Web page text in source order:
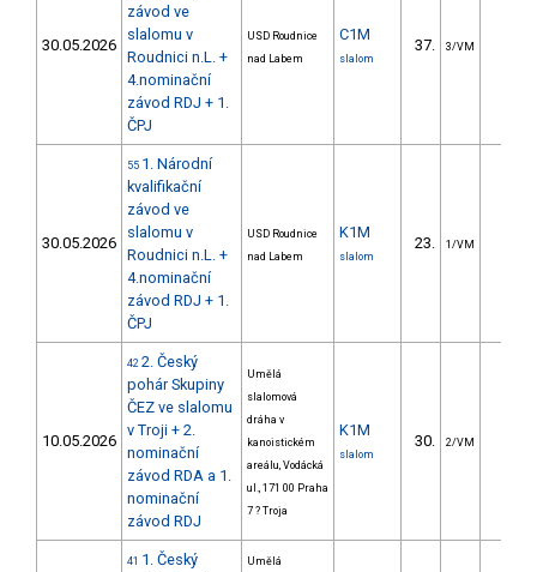
30.05.2026
závod ve
slalomu v
Roudnici n.L. +
4.nominační
závod RDJ + 1.
ČPJ
USD Roudnice
nad Labem
C1M
slalom
37. 3/VM
30.05.2026
55 1. Národní
kvalifikační
závod ve
slalomu v
Roudnici n.L. +
4.nominační
závod RDJ + 1.
ČPJ
USD Roudnice
nad Labem
K1M
slalom
23. 1/VM
10.05.2026
42 2. Český
pohár Skupiny
ČEZ ve slalomu
v Troji + 2.
nominační
závod RDA a 1.
nominační
závod RDJ
Umělá
slalomová
dráha v
kanoistickém
areálu, Vodácká
ul., 171 00 Praha
7 ? Troja
K1M
slalom
30. 2/VM
41 1. Český
Umělá